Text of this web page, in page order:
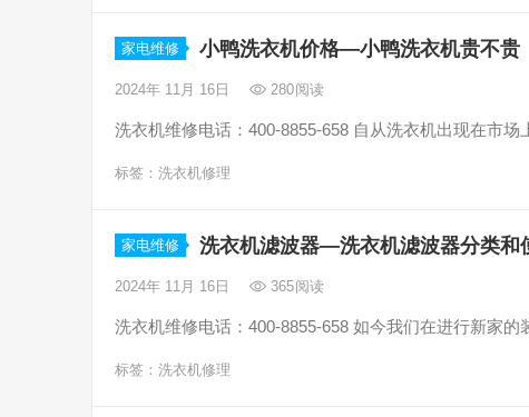
家电维修 小鸭洗衣机价格—小鸭洗衣机贵不贵
2024年 11月 16日 280阅读
洗衣机维修电话：400-8855-658 自从洗衣机出现在市
标签： 洗衣机修理
家电维修 洗衣机滤波器—洗衣机滤波器分类和
2024年 11月 16日 365阅读
洗衣机维修电话：400-8855-658 如今我们在进行新家
标签： 洗衣机修理